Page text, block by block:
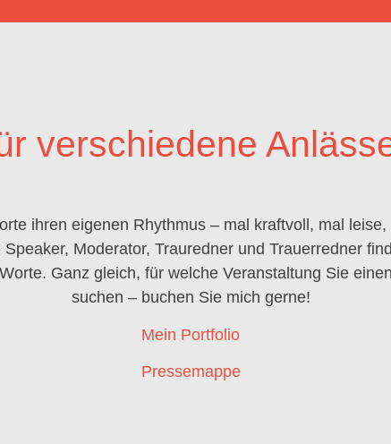
verschiedene
ihren eigenen Rhythmus – mal kraftvoll, mal
Moderator, Trauredner und Trauerredner
Ganz gleich, für welche Veranstaltung Sie
suchen – buchen Sie mich gerne!
Mein Portfolio
Pressemappe